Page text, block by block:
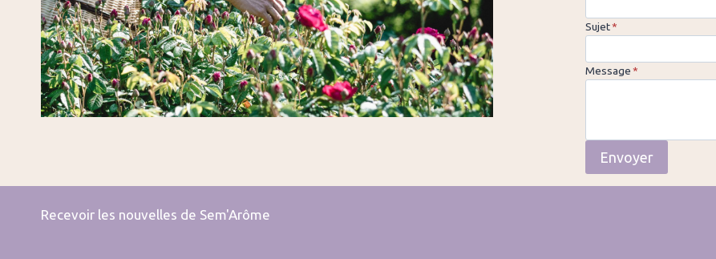
Sujet*
Message*
Envoyer
Recevoir les nouvelles de Sem'Arôme